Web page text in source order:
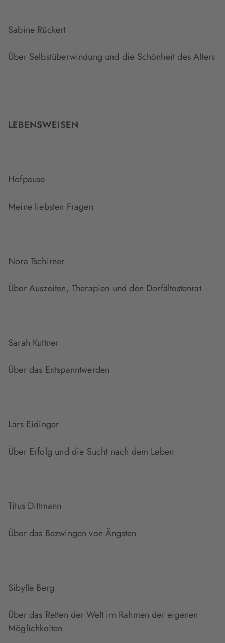
Sabine Rückert
Über Selbstüberwindung und die Schönheit des Alters
LEBENSWEISEN
Hofpause
Meine liebsten Fragen
Nora Tschirner
Über Auszeiten, Therapien und den Dorfältestenrat
Sarah Kuttner
Über das Entspanntwerden
Lars Eidinger
Über Erfolg und die Sucht nach dem Leben
Titus Dittmann
Über das Bezwingen von Ängsten
Sibylle Berg
Über das Retten der Welt im Rahmen der eigenen
Möglichkeiten